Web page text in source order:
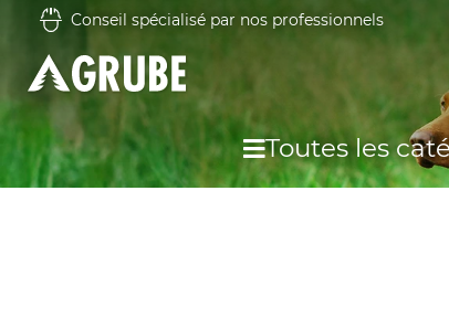
Conseil spécialisé par nos professionnels
Toutes les